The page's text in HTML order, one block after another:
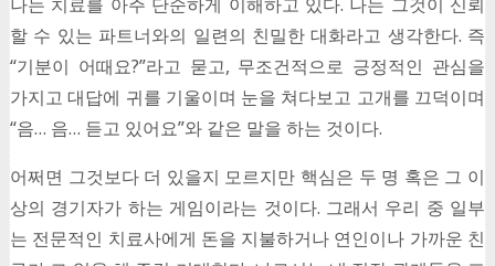
할 수 있는 파트너와의 일련의 친밀한 대화라고 생각한다. 즉
“기분이 어때요?”라고 묻고, 무조건적으로 긍정적인 관심을
가지고 대답에 귀를 기울이며 눈을 쳐다보고 고개를 끄덕이며
“음… 음… 듣고 있어요”와 같은 말을 하는 것이다.
어쩌면 그것보다 더 있을지 모르지만 핵심은 두 명 혹은 그 이
상의 경기자가 하는 게임이라는 것이다. 그래서 우리 중 일부
는 전문적인 치료사에게 돈을 지불하거나 연인이나 가까운 친